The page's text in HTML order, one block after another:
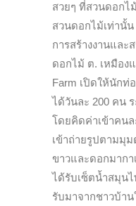
สวยๆ ที่สวนดอกไ
สวนดอกไม้เท่านั้
การสร้างงานแล
ดอกไม้ ต. เหมือง
Farm เปิดให้นักท่
ได้วันละ 200 คน ร
โดยคิดค่าเข้าคน
เข้าถ่ายรูปตามมุ
ขาวและดอกมาก
ได้รับเซ็ตน้ำสมุน
รับมาจากชาวบ้า